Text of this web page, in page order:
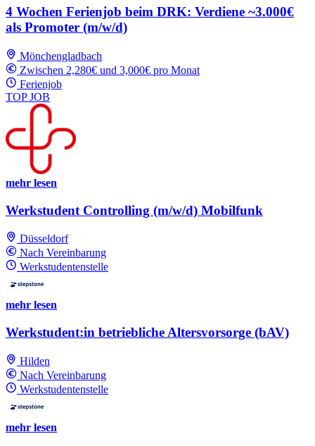
4 Wochen Ferienjob beim DRK: Verdiene ~3.000€
als Promoter (m/w/d)
Mönchengladbach
Zwischen 2,280€ und 3,000€ pro Monat
Ferienjob
TOP JOB
mehr lesen
Werkstudent Controlling (m/w/d) Mobilfunk
Düsseldorf
Nach Vereinbarung
Werkstudentenstelle
mehr lesen
Werkstudent:in betriebliche Altersvorsorge (bAV)
Hilden
Nach Vereinbarung
Werkstudentenstelle
mehr lesen